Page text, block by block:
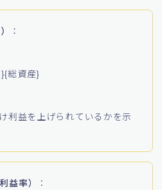
：
総資産}
利益を上げられているかを示
益率） ：